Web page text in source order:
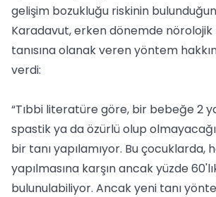
gelişim bozukluğu riskinin
Karadavut, erken dönemde nörolojik
tanısına olanak veren yöntem
verdi:
“Tıbbi literatüre göre, bir bebeğe 2
spastik ya da özürlü olup
bir tanı yapılamıyor. Bu çocuklarda,
yapılmasına karşın ancak yüzde
bulunulabiliyor. Ancak yeni tanı